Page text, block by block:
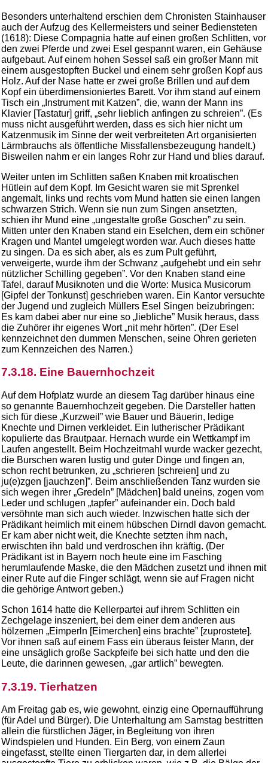
Besonders unterhaltend erschien dem Chronisten Stainhauser
auch der Aufzug des Kellermeisters und seiner Bediensteten
(1618): Diese Compagnia hatte auf einen großen Schlitten, vor
den zwei Pferde und zwei Esel gespannt waren, ein Gehäuse
aufgebaut. Auf einem hohen Sessel saß ein großer Mann mit
einem ausgestopften Buckel und einem sehr großen Kopf aus
Holz. Auf der Nase hatte er zwei große Brillen und auf dem
Kopf ein überdimensioniertes Barett. Vor ihm stand auf einem
Tisch ein „Instrument mit Katzen”, die, wann der Mann ins
Klavier [Tastatur] griff, „sehr lieblich anfingen zu schreien”. (Es
muss nicht ausgeführt werden, dass es sich hier nicht um
Katzenmusik im Sinne der weit verbreiteten Art organisierten
Lärmbrauchs als öffentliche Missfallensbezeugung handelt.)
Bisweilen nahm er ein langes Rohr zur Hand und blies darauf.
Weiter unten im Schlitten saßen Knaben mit kroatischen
Hütlein auf dem Kopf. Im Gesicht waren sie mit Sprenkel
angemalt, links und rechts vom Mund hatten sie einen langen
schwarzen Strich. Wenn sie nun zum Singen ansetzten,
schien ihr Mund eine „ungestalte große Goschen” zu sein.
Mitten unter den Knaben stand ein Eselchen, dem ein schöner
Kragen und Mantel umgelegt worden war. Auch dieses hatte
zu singen. Da es sich aber, als es zum Pult geführt,
verweigerte, wurde ihm der Schwanz „aufgehebt und ein sehr
nützlicher Schilling gegeben”. Vor den Knaben stand eine
Tafel, darauf Musiknoten und die Worte: Musica Musicorum
[Gipfel der Tonkunst] geschrieben waren. Ein Kantor versuchte
der Jugend und zugleich Müllers Esel Singen beizubringen:
Es kam dabei aber nur eine so „liebliche” Musik heraus, dass
die Zuhörer ihr eigenes Wort „nit mehr hörten”. (Der Esel
kennzeichnet den dummen Menschen, seine Ohren gerieten
zum Kennzeichen des Narren.)
7.3.18. Eine Bauernhochzeit
Auf dem Hofplatz wurde an diesem Tag darüber hinaus eine
so genannte Bauernhochzeit gegeben. Die Darsteller hatten
sich für diese „Kurzweil” wie Bauer und Bäuerin, ledige
Knechte und Dirnen verkleidet. Ein lutherischer Prädikant
kopulierte das Brautpaar. Hernach wurde ein Wettkampf im
Laufen angestellt. Beim Hochzeitmahl wurde wacker gezecht,
die Burschen waren lustig und guter Dinge und fingen an,
schon recht betrunken, zu „schrieren [schreien] und zu
ju(e)zgen [jauchzen]”. Beim anschließenden Tanz wurden sie
sich wegen ihrer „Gredeln” [Mädchen] bald uneins, zogen vom
Leder und schlugen „tapfer” aufeinander ein. Doch bald
versöhnte man sich auch wieder. Inzwischen hatte sich der
Prädikant heimlich mit einem hübschen Dirndl davon gemacht.
Er kam aber nicht weit, die Knechte setzten ihm nach,
erwischten ihn bald und verdroschen ihn kräftig. (Der
Prädikant ist in Bayern noch heute eine im Fasching
herumlaufende Maske, die den Mädchen zusetzt und ihnen mit
einer Rute auf die Finger schlägt, wenn sie auf Fragen nicht
die gehörige Antwort geben.)
Schon 1614 hatte die Kellerpartei auf ihrem Schlitten ein
Zechgelage inszeniert, bei dem einer dem anderen aus
hölzernen „Eimperln [Eimerchen] eins brachte” [zuprostete].
Vor ihnen saß auf einem Fass ein überaus feister Mann, der
eine unsäglich große Sackpfeife bei sich hatte und den die
Leute, die darinnen gewesen, „gar artlich” bewegten.
7.3.19. Tierhatzen
Am Freitag gab es, wie gewohnt, einzig eine Opernaufführung
(für Adel und Bürger). Die Unterhaltung am Samstag bestritten
allein die fürstlichen Jäger, in Begleitung von ihren
Windspielen und Hunden. Ein Berg, von einem Zaun
eingefasst, stellte einen Tiergarten dar, in dem allerlei